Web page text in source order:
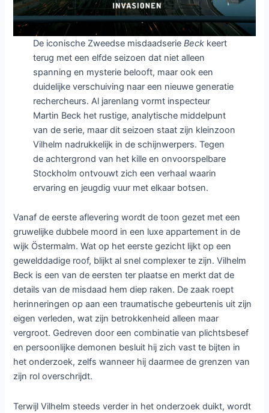
De iconische Zweedse misdaadserie Beckkeert
terug met een elfde seizoen dat niet alleen
spanning en mysterie belooft, maar ook een
duidelijke verschuiving naar een nieuwe generatie
rechercheurs. Al jarenlang vormt inspecteur
Martin Beck het rustige, analytische middelpunt
van de serie, maar dit seizoen staat zijn kleinzoon
Vilhelm nadrukkelijk in de schijnwerpers. Tegen
de achtergrond van het kille en onvoorspelbare
Stockholm ontvouwt zich een verhaal waarin
ervaring en jeugdig vuur met elkaar botsen.
Vanaf de eerste aflevering wordt de toon gezet met een
gruwelijke dubbele moord in een luxe appartement in de
wijk Östermalm. Wat op het eerste gezicht lijkt op een
gewelddadige roof, blijkt al snel complexer te zijn. Vilhelm
Beck is een van de eersten ter plaatse en merkt dat de
details van de misdaad hem diep raken. De zaak roept
herinneringen op aan een traumatische gebeurtenis uit zijn
eigen verleden, wat zijn betrokkenheid alleen maar
vergroot. Gedreven door een combinatie van plichtsbesef
en persoonlijke demonen besluit hij zich vast te bijten in
het onderzoek, zelfs wanneer hij daarmee de grenzen van
zijn rol overschrijdt.
Terwijl Vilhelm steeds verder in het onderzoek duikt, wordt